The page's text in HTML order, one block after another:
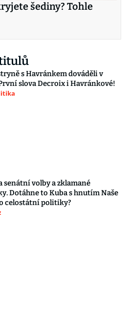
šediny? Tohle
s Havránkem dováděli v
slova Decroix i Havránkové!
senátní volby a zklamané
Dotáhne to Kuba s hnutím Naše
celostátní politiky?